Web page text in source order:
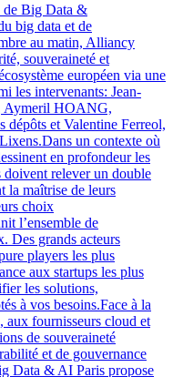
de Big Data &
big data et de
au matin, Alliancy
souveraineté et
européen via une
les intervenants: Jean-
Aymeril HOANG,
dépôts et Valentine Ferreol,
un contexte où
en profondeur les
doivent relever un double
la maîtrise de leurs
choix
l’ensemble de
Des grands acteurs
players les plus
aux startups les plus
les solutions,
à vos besoins.Face à la
aux fournisseurs cloud et
de souveraineté
et de gouvernance
Data & AI Paris propose